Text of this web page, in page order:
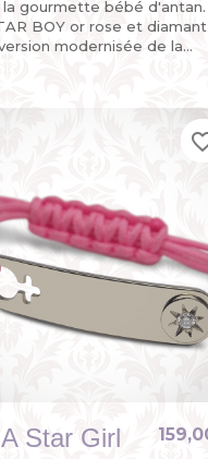
la gourmette bébé d'antan.
BOY or rose et
modernisée de la
Star Girl